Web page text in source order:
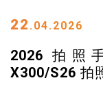
22 .04.2026
2026 拍照
X300/S26 拍